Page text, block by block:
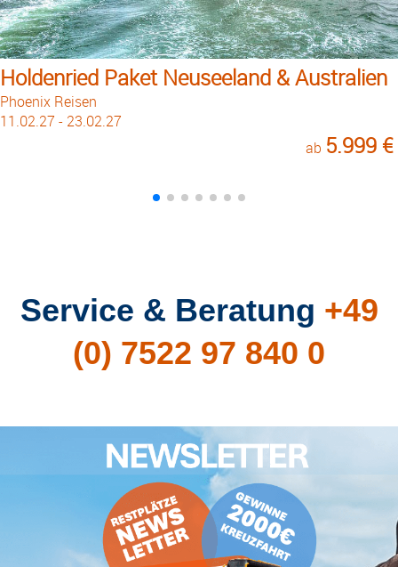
Holdenried Paket Neuseeland & Australien
Phoenix Reisen
11.02.27 - 23.02.27
ab 5.999 €
Service & Beratung +49
(0) 7522 97 840 0